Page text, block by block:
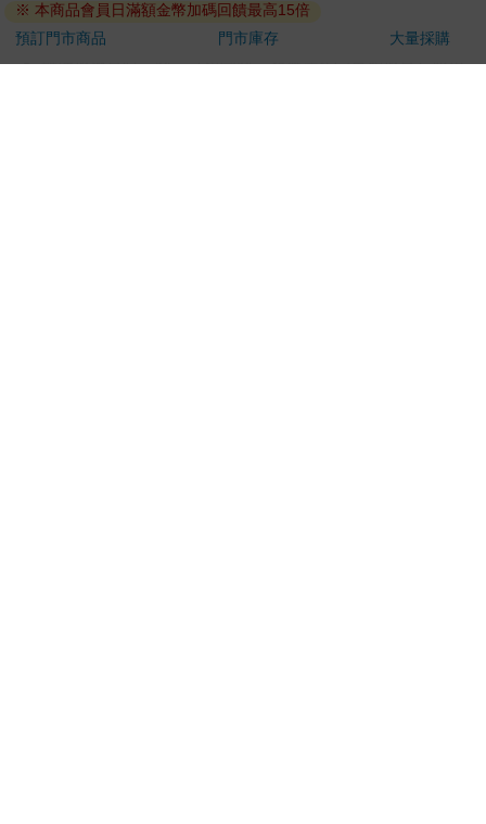
若非上列種類商品，均享有到貨7天的猶豫期（含例假
日）。
辦理退換貨時，商品（組合商品恕無法接受單獨退貨）必須
※ 本商品會員日滿額金幣加碼回饋最高15倍
預訂門市商品
門市庫存 大量採購